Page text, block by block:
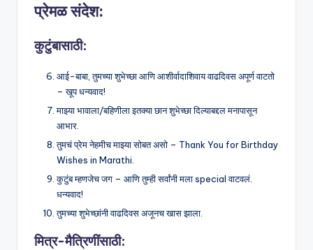
प्रेमळ संदेश:
कुटुंबासाठी:
आई-बाबा, तुमच्या शुभेच्छा आणि आशीर्वादाशिवाय वाढदिवस अपूर्ण वाटतो
– खूप धन्यवाद!
माझ्या भावाला/बहिणीला इतक्या छान शुभेच्छा दिल्याबद्दल मनापासून
आभार.
तुमचं प्रेम नेहमीच माझ्या सोबत असो – Thank You for Birthday
Wishes in Marathi.
कुटुंब म्हणजेच जग – आणि तुम्ही सर्वांनी मला special वाटवलं.
धन्यवाद!
तुमच्या शुभेच्छांनी वाढदिवस अजूनच खास झाला.
मित्र-मैत्रिणींसाठी: